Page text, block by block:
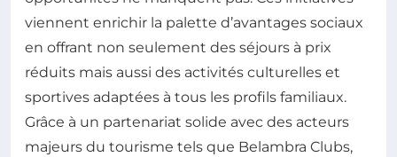
viennent enrichir la palette d’avantages sociaux
en offrant non seulement des séjours à prix
réduits mais aussi des activités culturelles et
sportives adaptées à tous les profils familiaux.
Grâce à un partenariat solide avec des acteurs
majeurs du tourisme tels que Belambra Clubs,